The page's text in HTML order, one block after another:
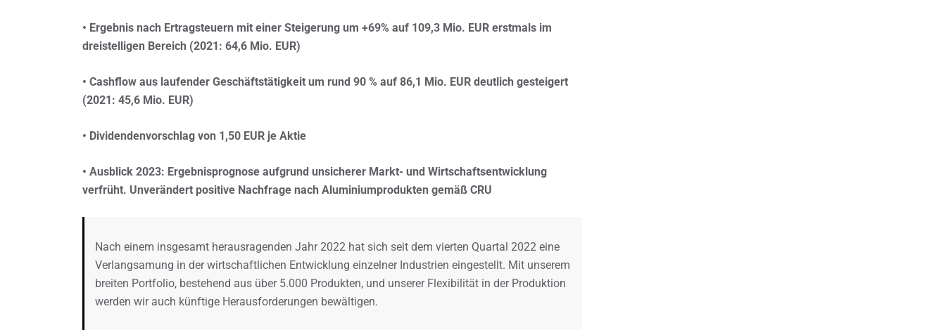
• Ergebnis nach Ertragsteuern mit einer Steigerung um +69% auf 109,3 Mio. EUR erstmals im
dreistelligen Bereich (2021: 64,6 Mio. EUR)
• Cashflow aus laufender Geschäftstätigkeit um rund 90 % auf 86,1 Mio. EUR deutlich gesteigert
(2021: 45,6 Mio. EUR)
• Dividendenvorschlag von 1,50 EUR je Aktie
• Ausblick 2023: Ergebnisprognose aufgrund unsicherer Markt- und Wirtschaftsentwicklung
verfrüht. Unverändert positive Nachfrage nach Aluminiumprodukten gemäß CRU
Nach einem insgesamt herausragenden Jahr 2022 hat sich seit dem vierten Quartal 2022 eine
Verlangsamung in der wirtschaftlichen Entwicklung einzelner Industrien eingestellt. Mit unserem
breiten Portfolio, bestehend aus über 5.000 Produkten, und unserer Flexibilität in der Produktion
werden wir auch künftige Herausforderungen bewältigen.